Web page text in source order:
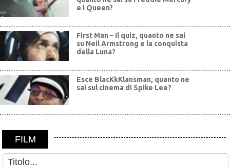
e i Queen?
First Man – Il quiz, quanto ne sai
su Neil Armstrong e la conquista
della Luna?
Esce BlacKkKlansman, quanto ne
sai sul cinema di Spike Lee?